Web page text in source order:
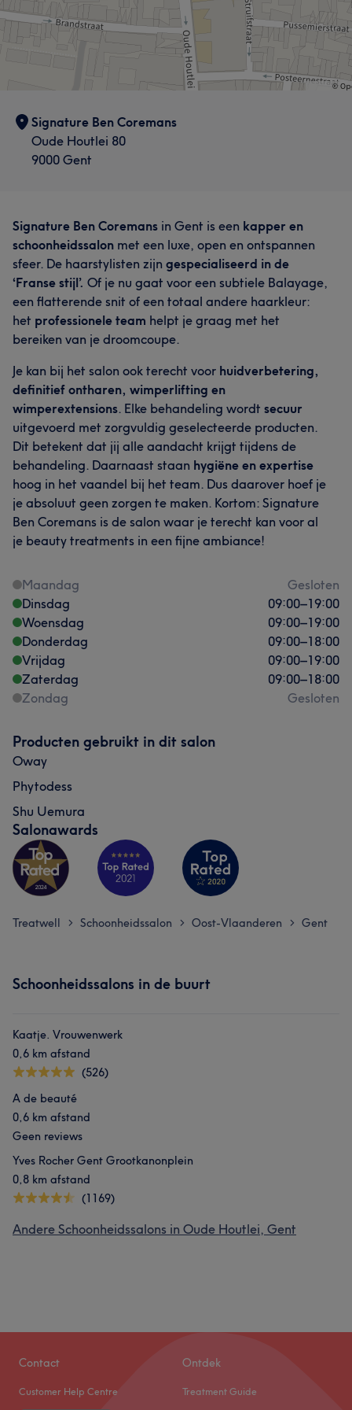
Wat onze klanten zeggen over Ben
Getalenteerd 65
Signature Ben Coremans
Oude Houtlei 80
9000 Gent
Signature Ben Coremans in Gent is een kapper en
schoonheidssalon met een luxe, open en ontspannen
sfeer. De haarstylisten zijn gespecialiseerd in de
‘Franse stijl’. Of je nu gaat voor een subtiele Balayage,
een flatterende snit of een totaal andere haarkleur:
het professionele team helpt je graag met het
bereiken van je droomcoupe.
Je kan bij het salon ook terecht voor huidverbetering,
definitief ontharen, wimperlifting en
wimperextensions. Elke behandeling wordt secuur
uitgevoerd met zorgvuldig geselecteerde producten.
Dit betekent dat jij alle aandacht krijgt tijdens de
behandeling. Daarnaast staan hygiëne en expertise
hoog in het vaandel bij het team. Dus daarover hoef je
je absoluut geen zorgen te maken. Kortom: Signature
Ben Coremans is de salon waar je terecht kan voor al
je beauty treatments in een fijne ambiance!
Maandag
Gesloten
Dinsdag
09:00–19:00
Woensdag
09:00–19:00
Donderdag
09:00–18:00
Vrijdag
09:00–19:00
Zaterdag
09:00–18:00
Zondag
Gesloten
Producten gebruikt in dit salon
Oway
Phytodess
Shu Uemura
Salonawards
Treatwell > Schoonheidssalon > Oost-Vlaanderen > Gent
Schoonheidssalons in de buurt
Kaatje. Vrouwenwerk
0,6 km afstand
(526)
A de beauté
0,6 km afstand
Geen reviews
Yves Rocher Gent Grootkanonplein
0,8 km afstand
(1169)
Andere Schoonheidssalons in Oude Houtlei, Gent
Contact
Customer Help Centre
Ontdek
Treatment Guide